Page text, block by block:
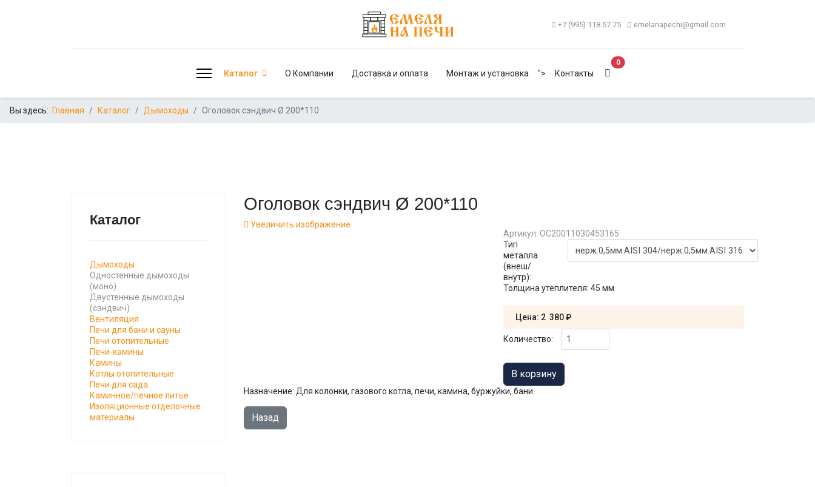
+7 (995) 118 57 75 emelanapechi@gmail.com
Каталог О Компании Доставка и оплата Монтаж и установка "> Контакты
0В корзину
Вы здесь: Главная Каталог Дымоходы Оголовок сэндвич Ø 200*110
Каталог
Дымоходы
Одностенные дымоходы
(моно)
Двустенные дымоходы
(сэндвич)
Вентиляция
Печи для бани и сауны
Печи отопительные
Печи-камины
Камины
Котлы отопительные
Печи для сада
Каминное/печное литье
Изоляционные отделочные
материалы
Оголовок сэндвич Ø 200*110
Увеличить изображение
Артикул: ОС20011030453165
Тип
металла
(внеш/
внутр):
Толщина утеплителя: 45 мм
Цена: 2 380 ₽
Количество:
Назначение: Для колонки, газового котла, печи, камина, буржуйки, бани.